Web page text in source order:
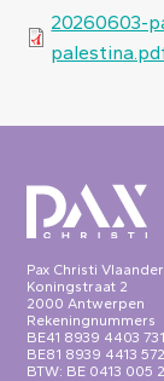
Document
20260603-
Pax Christi
Koningstraat 2
2000 Antwerpen
Rekeningnummers
BE41 8939 4403
BE81 8939 4413
BTW: BE 0413 005